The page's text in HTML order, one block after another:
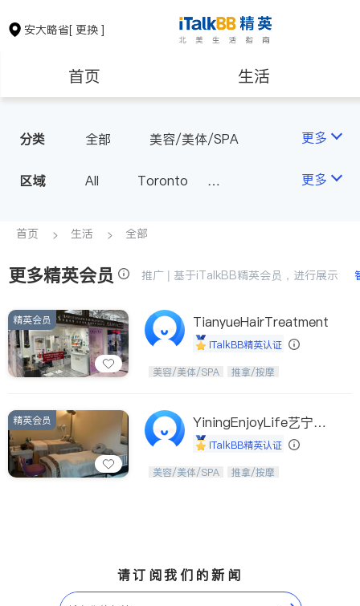
安大略省[ 更换 ]
首页 生活
保险理财
银行贷款
建筑装修
分类 全部 美容/美体/SPA 更多
区域 All
Toronto
Scarborough
North York
Thornhill
Brampton
Kitchener
Newmarket
Etobicoke
Stouffville
Maple
Waterloo
Guelph
Burlington
Ajax
Port Perry
King
ON - Other Cities
更多
首页 生活 全部
更多精英会员 推广 | 基于iTalkBB精英会员，进行展示
精英会员 TianyueHairTreatment
iTalkBB精英认证
美，从头开始；松弛，从艺美开始。
美容/美体/SPA 推拿/按摩
精英会员
YiningEnjoyLife艺宁生
活馆iTalkBB精英认证
从头开始，焕醒生活之美。
美容/美体/SPA 推拿/按摩
请订阅我们的新闻